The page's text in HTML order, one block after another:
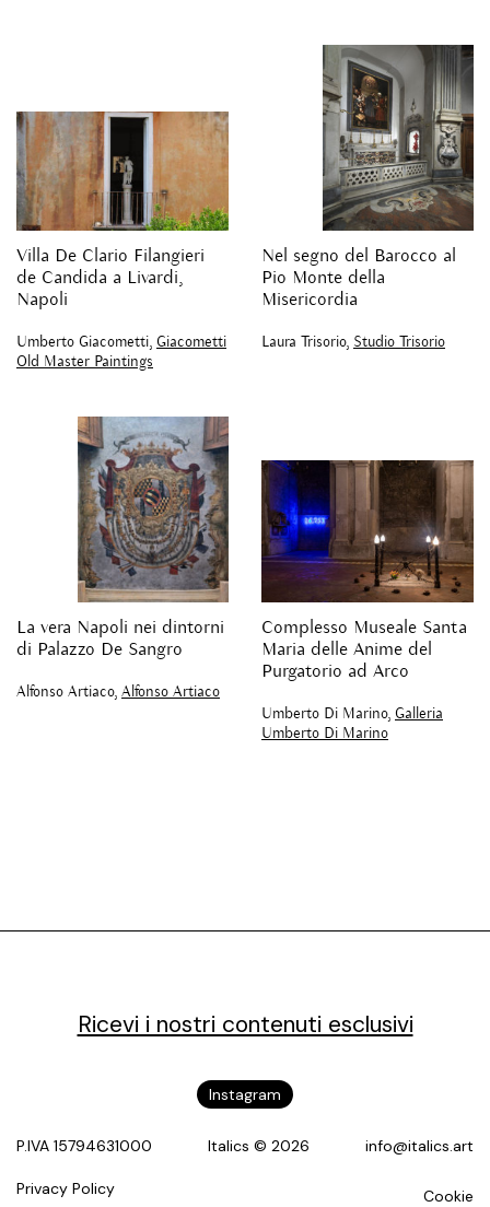
Villa De Clario Filangieri
de Candida a Livardi,
Napoli
Umberto Giacometti, Giacometti
Old Master Paintings
Nel segno del Barocco al
Pio Monte della
Misericordia
Laura Trisorio, Studio Trisorio
La vera Napoli nei dintorni
di Palazzo De Sangro
Alfonso Artiaco, Alfonso Artiaco
Complesso Museale Santa
Maria delle Anime del
Purgatorio ad Arco
Umberto Di Marino, Galleria
Umberto Di Marino
Ricevi i nostri contenuti esclusivi
Instagram
P.IVA 15794631000 Italics © 2026 info@italics.art
Privacy Policy Cookie